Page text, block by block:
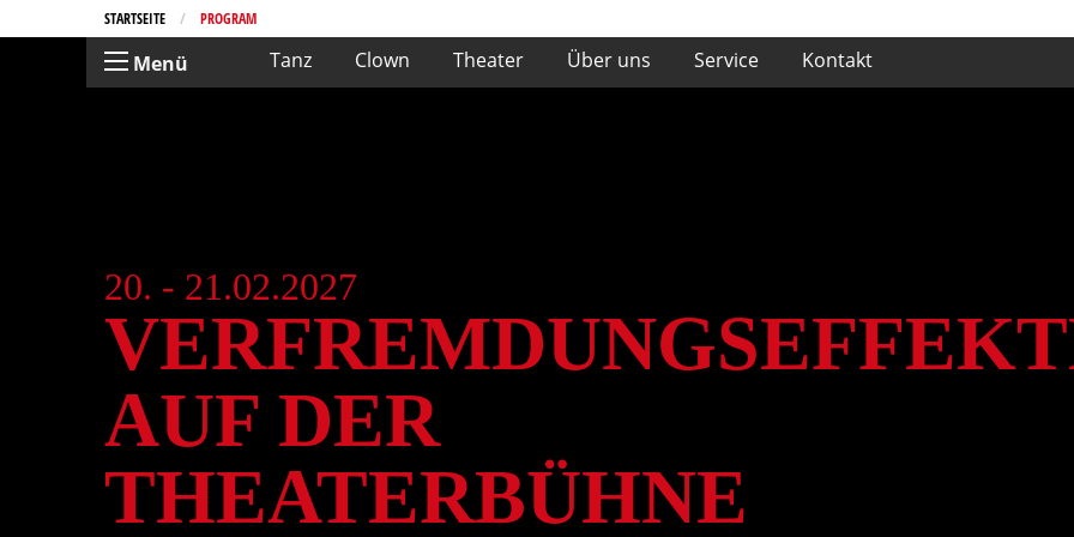
STARTSEITE CURRENT:
PROGRAM
Menü Tanz Clown Theater Über uns Service Kontakt
20. - 21.02.2027
AUF DER
THEATERBÜHNE